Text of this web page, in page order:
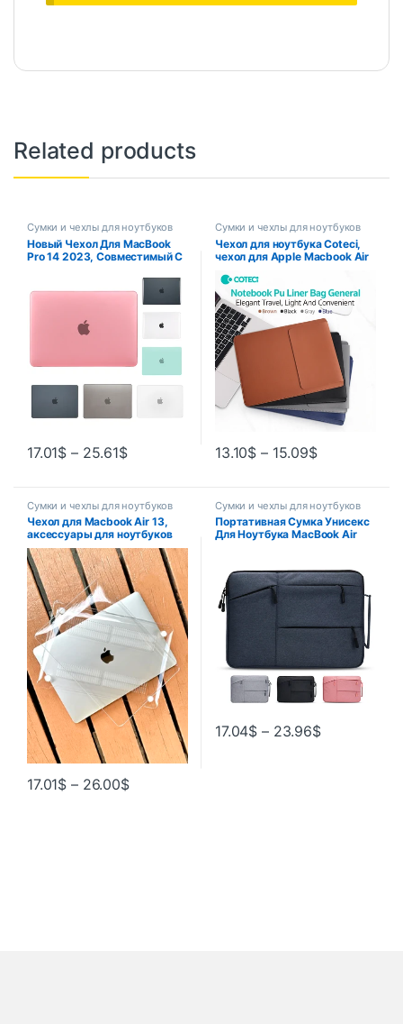
Related products
Сумки и чехлы для ноутбуков
Новый Чехол Для MacBook
Pro 14 2023, Совместимый С
13,6 15, Чехол Для Ноутбука
Из ПВХ
17.01$ – 25.61$
Сумки и чехлы для ноутбуков
Чехол для ноутбука Coteci,
чехол для Apple Macbook Air
ноутбука ASUS 11 12 13,3 14
15 15,6 16
13.10$ – 15.09$
Сумки и чехлы для ноутбуков
Чехол для Macbook Air 13,
аксессуары для ноутбуков
Macbook Air M1 M2 2023 Air
15 Funda Macbook Pro 14,
чехол M3 2023 Pro 16
17.01$ – 26.00$
Сумки и чехлы для ноутбуков
Портативная Сумка Унисекс
Для Ноутбука MacBook Air
Ноутбука Из Полиэстера С…
17.04$ – 23.96$